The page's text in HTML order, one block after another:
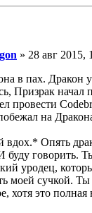
» 28 авг 2015,
в пах. Дракон
Призрак
провести
на
вдох.* Опять
буду говорить.
уродец,
моей сучкой.
хотя это